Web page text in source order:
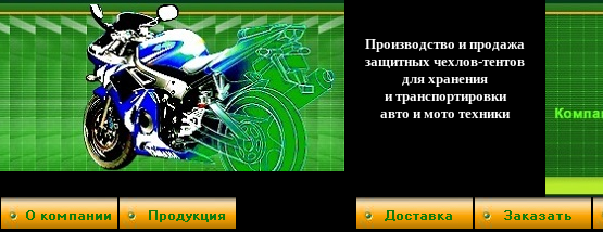
Производство и продажа
защитных чехлов-тентов
для хранения
и транспортировки
авто и мото техники